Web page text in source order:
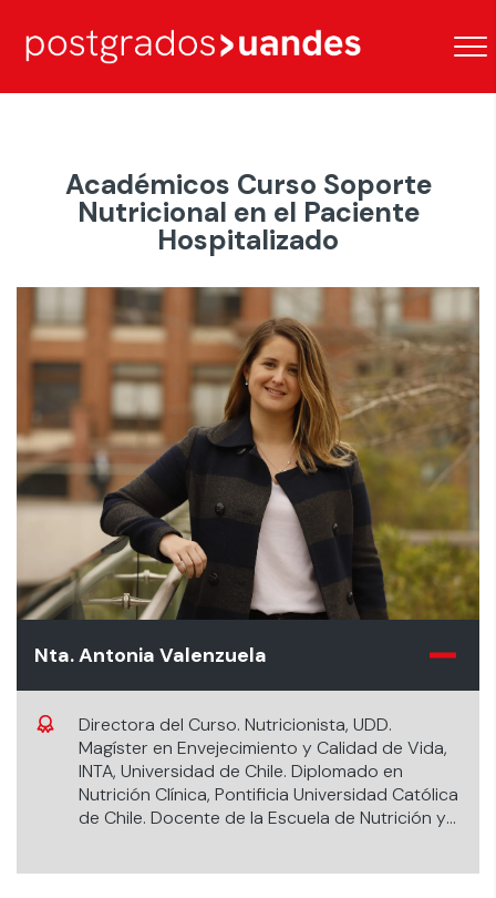
Académicos Curso Soporte
Nutricional en el Paciente
Hospitalizado
Nta. Antonia Valenzuela
Directora del Curso. Nutricionista, UDD.
Magíster en Envejecimiento y Calidad de Vida,
INTA, Universidad de Chile. Diplomado en
Nutrición Clínica, Pontificia Universidad Católica
de Chile. Docente de la Escuela de Nutrición y